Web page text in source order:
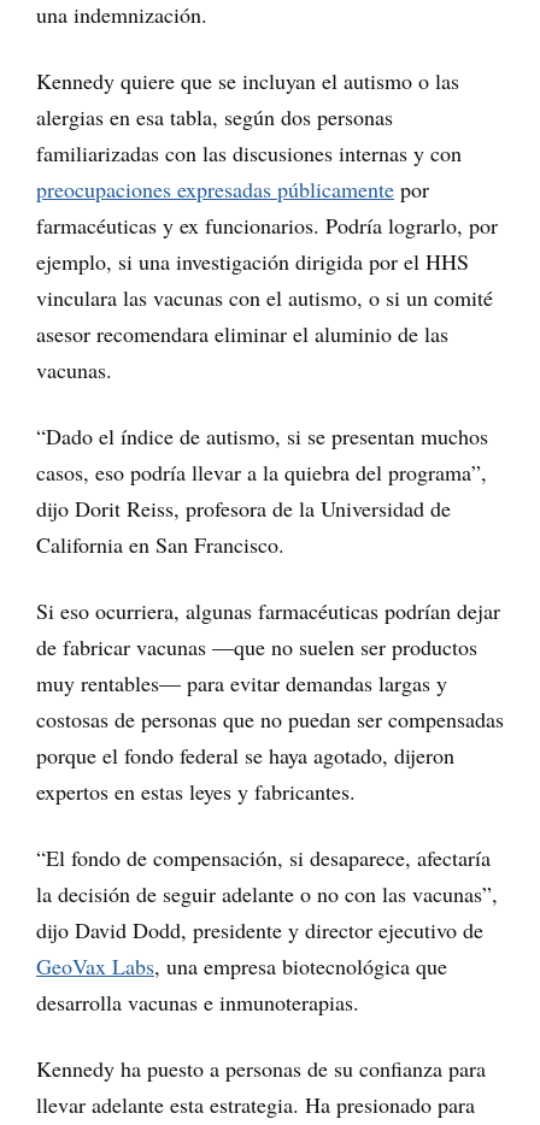
una indemnización.
Kennedy quiere que se incluyan el autismo o las
alergias en esa tabla, según dos personas
familiarizadas con las discusiones internas y con
preocupaciones expresadas públicamente por
farmacéuticas y ex funcionarios. Podría lograrlo, por
ejemplo, si una investigación dirigida por el HHS
vinculara las vacunas con el autismo, o si un comité
asesor recomendara eliminar el aluminio de las
vacunas.
“Dado el índice de autismo, si se presentan muchos
casos, eso podría llevar a la quiebra del programa”,
dijo Dorit Reiss, profesora de la Universidad de
California en San Francisco.
Si eso ocurriera, algunas farmacéuticas podrían dejar
de fabricar vacunas —que no suelen ser productos
muy rentables— para evitar demandas largas y
costosas de personas que no puedan ser compensadas
porque el fondo federal se haya agotado, dijeron
expertos en estas leyes y fabricantes.
“El fondo de compensación, si desaparece, afectaría
la decisión de seguir adelante o no con las vacunas”,
dijo David Dodd, presidente y director ejecutivo de
GeoVax Labs, una empresa biotecnológica que
desarrolla vacunas e inmunoterapias.
Kennedy ha puesto a personas de su confianza para
llevar adelante esta estrategia. Ha presionado para